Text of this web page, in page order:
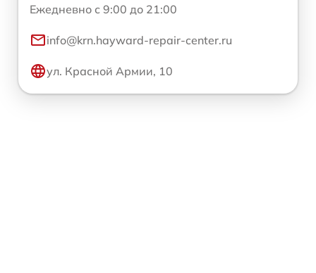
Ежедневно с 9:00 до 21:00
info@krn.hayward-repair-center.ru
ул. Красной Армии, 10